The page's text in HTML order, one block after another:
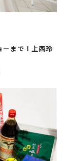
ーまで！上西玲